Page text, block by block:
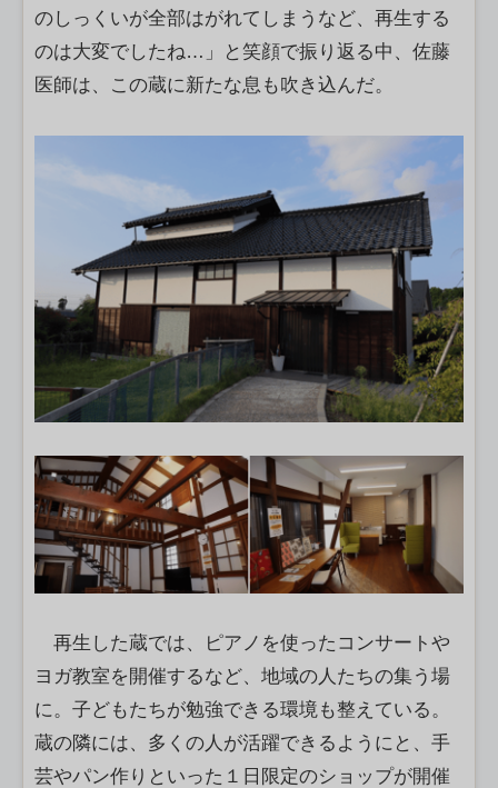
のしっくいが全部はがれてしまうなど、再生する
のは大変でしたね…」と笑顔で振り返る中、佐藤
医師は、この蔵に新たな息も吹き込んだ。
再生した蔵では、ピアノを使ったコンサートや
ヨガ教室を開催するなど、地域の人たちの集う場
に。子どもたちが勉強できる環境も整えている。
蔵の隣には、多くの人が活躍できるようにと、手
芸やパン作りといった１日限定のショップが開催